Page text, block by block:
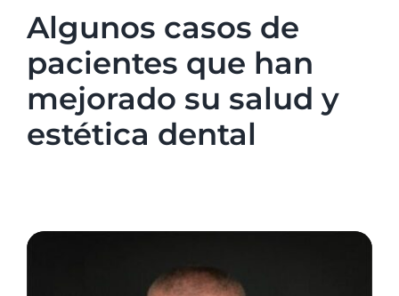
Algunos casos de
pacientes que han
mejorado su salud y
estética dental